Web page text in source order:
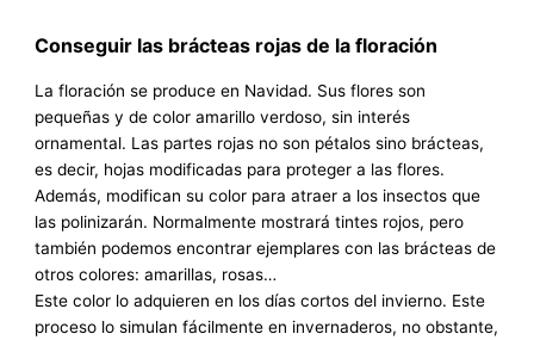
Conseguir las brácteas rojas de la floración
La floración se produce en Navidad. Sus flores son
pequeñas y de color amarillo verdoso, sin interés
ornamental. Las partes rojas no son pétalos sino brácteas,
es decir, hojas modificadas para proteger a las flores.
Además, modifican su color para atraer a los insectos que
las polinizarán. Normalmente mostrará tintes rojos, pero
también podemos encontrar ejemplares con las brácteas de
otros colores: amarillas, rosas…
Este color lo adquieren en los días cortos del invierno. Este
proceso lo simulan fácilmente en invernaderos, no obstante,